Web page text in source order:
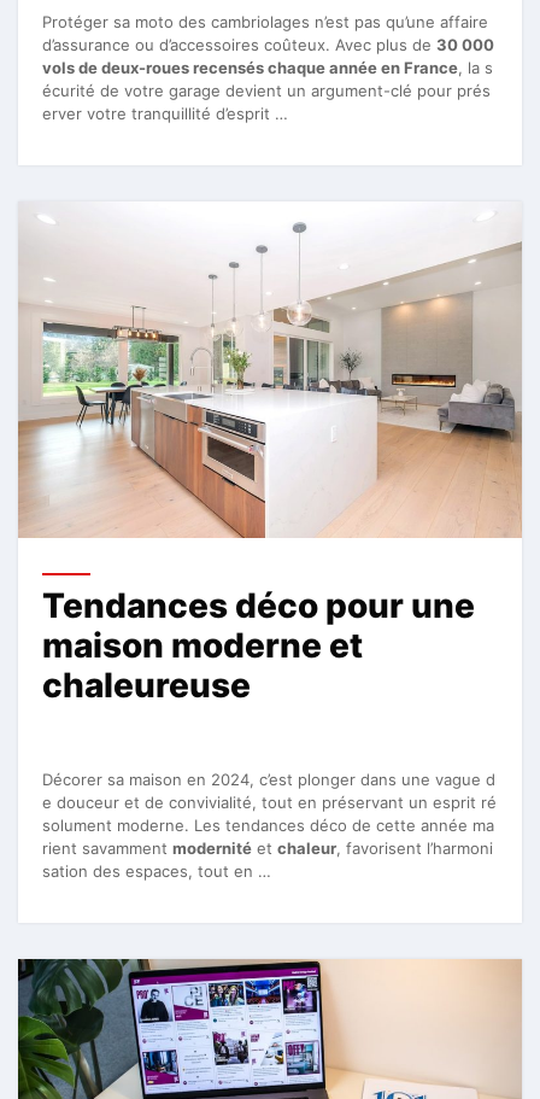
Protéger sa moto des cambriolages n’est pas qu’une affaire
d’assurance ou d’accessoires coûteux. Avec plus de 30 000
vols de deux-roues recensés chaque année en France, la s
écurité de votre garage devient un argument-clé pour prés
erver votre tranquillité d’esprit …
Tendances déco pour une
maison moderne et
chaleureuse
Décorer sa maison en 2024, c’est plonger dans une vague d
e douceur et de convivialité, tout en préservant un esprit ré
solument moderne. Les tendances déco de cette année ma
rient savamment modernité et chaleur, favorisent l’harmoni
sation des espaces, tout en …